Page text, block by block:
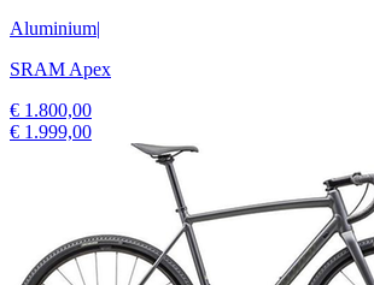
Aluminium|
SRAM Apex
€ 1.800,00
€ 1.999,00